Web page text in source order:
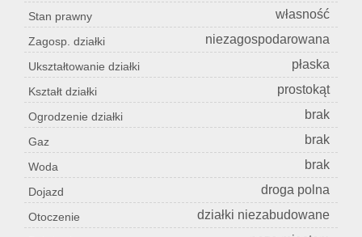
Stan prawny własność
Zagosp. działki niezagospodarowana
Ukształtowanie działki płaska
Kształt działki prostokąt
Ogrodzenie działki brak
Gaz brak
Woda brak
Dojazd droga polna
Otoczenie działki niezabudowane